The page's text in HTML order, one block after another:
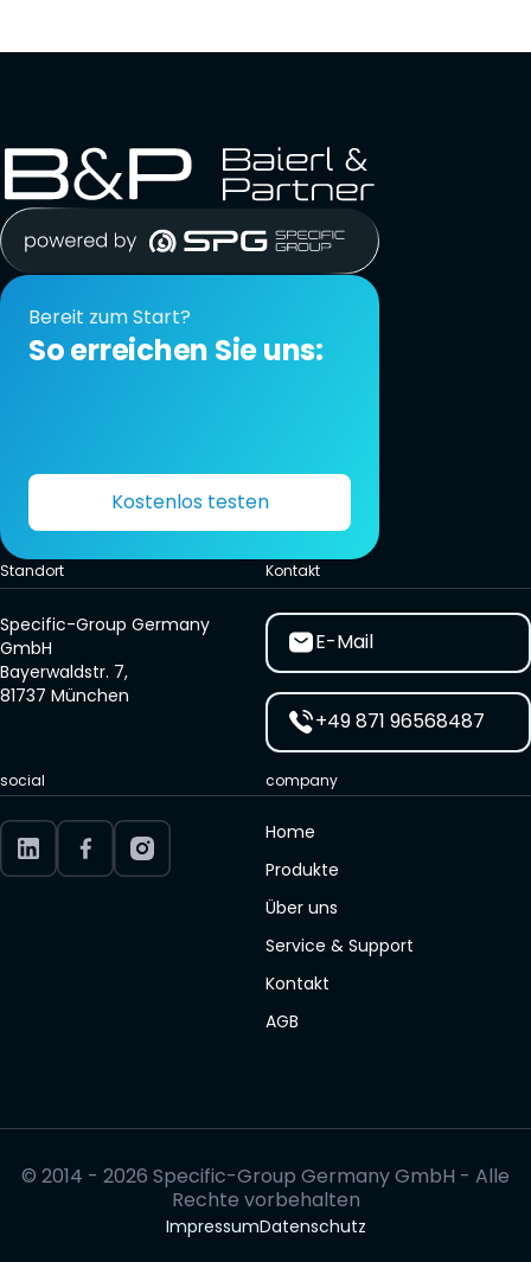
Bereit zum Start?
So erreichen Sie uns:
Kostenlos testen
Standort
Specific-Group Germany
GmbH
Bayerwaldstr. 7,
81737 München
Kontakt
E-Mail
+49 871 96568487
social company
Home
Produkte
Über uns
Service & Support
Kontakt
AGB
© 2014 - 2026 Specific-Group Germany GmbH - Alle
Rechte vorbehalten
ImpressumDatenschutz